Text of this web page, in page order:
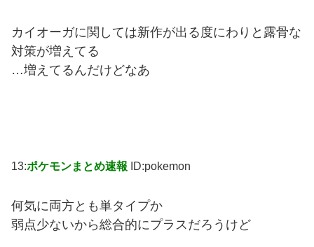
カイオーガに関しては新作が出る度にわりと露骨な
対策が増えてる
…増えてるんだけどなあ
13:ポケモンまとめ速報 ID:pokemon
何気に両方とも単タイプか
弱点少ないから総合的にプラスだろうけど